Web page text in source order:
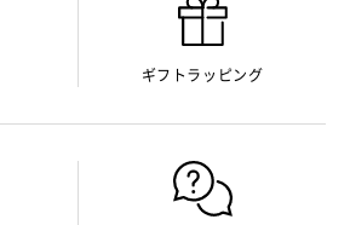
ギフトラッピング